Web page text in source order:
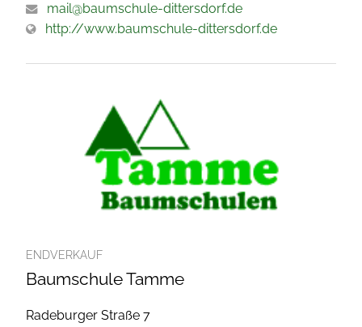
mail@baumschule-dittersdorf.de
http://www.baumschule-dittersdorf.de
ENDVERKAUF
Baumschule Tamme
Radeburger Straße 7